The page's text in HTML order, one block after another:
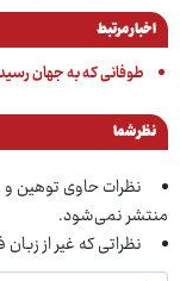
اخبار مرتبط
طوفانی که به جهان
نظر شما
نظرات حاوی توهین
منتشر نمی‌شود.
نظراتی که غیر از